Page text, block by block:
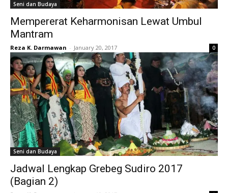
Seni dan Budaya
Mempererat Keharmonisan Lewat Umbul
Mantram
Reza K. Darmawan - January 20, 2017 0
Seni dan Budaya
Jadwal Lengkap Grebeg Sudiro 2017
(Bagian 2)